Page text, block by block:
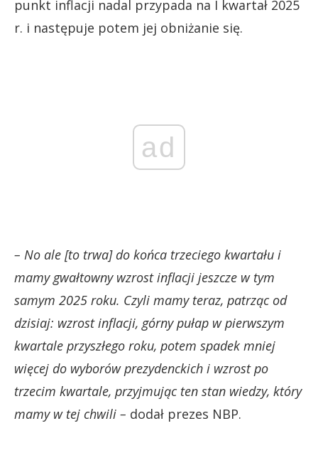
punkt inflacji nadal przypada na I kwartał 2025
r. i następuje potem jej obniżanie się.
ad
– No ale [to trwa] do końca trzeciego kwartału i
mamy gwałtowny wzrost inflacji jeszcze w tym
samym 2025 roku. Czyli mamy teraz, patrząc od
dzisiaj: wzrost inflacji, górny pułap w pierwszym
kwartale przyszłego roku, potem spadek mniej
więcej do wyborów prezydenckich i wzrost po
trzecim kwartale, przyjmując ten stan wiedzy, który
mamy w tej chwili – dodał prezes NBP.